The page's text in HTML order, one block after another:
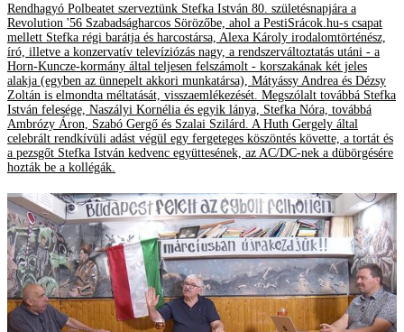
Rendhagyó Polbeatet szerveztünk Stefka István 80. születésnapjára a
Revolution '56 Szabadságharcos Sörözőbe, ahol a PestiSrácok.hu-s csapat
mellett Stefka régi barátja és harcostársa, Alexa Károly irodalomtörténész,
író, illetve a konzervatív televíziózás nagy, a rendszerváltoztatás utáni - a
Horn-Kuncze-kormány által teljesen felszámolt - korszakának két jeles
alakja (egyben az ünnepelt akkori munkatársa), Mátyássy Andrea és Dézsy
Zoltán is elmondta méltatását, visszaemlékezését. Megszólalt továbbá Stefka
István felesége, Naszályi Kornélia és egyik lánya, Stefka Nóra, továbbá
Ambrózy Áron, Szabó Gergő és Szalai Szilárd. A Huth Gergely által
celebrált rendkívüli adást végül egy fergeteges köszöntés követte, a tortát és
a pezsgőt Stefka István kedvenc együttesének, az AC/DC-nek a dübörgésére
hozták be a kollégák.